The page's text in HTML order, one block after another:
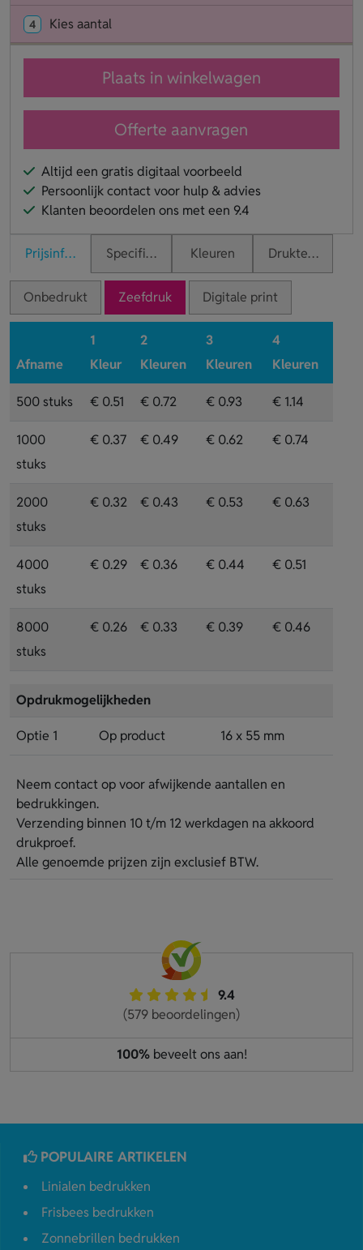
4 Kies aantal
Plaats in winkelwagen
Offerte aanvragen
Altijd een gratis digitaal voorbeeld
Persoonlijk contact voor hulp & advies
Klanten beoordelen ons met een 9.4
PrijsinformatieSpecificaties Kleuren Druktechnieken
Onbedrukt Zeefdruk Digitale print
Afname
1
Kleur
2
Kleuren
3
Kleuren
4
Kleuren
500 stuks € 0.51 € 0.72 € 0.93 € 1.14
1000
stuks
€ 0.37 € 0.49 € 0.62 € 0.74
2000
stuks
€ 0.32 € 0.43 € 0.53 € 0.63
4000
stuks
€ 0.29 € 0.36 € 0.44 € 0.51
8000
stuks
€ 0.26 € 0.33 € 0.39 € 0.46
Opdrukmogelijkheden
Optie 1 Op product 16 x 55 mm
Neem contact op voor afwijkende aantallen en
bedrukkingen.
Verzending binnen 10 t/m 12 werkdagen na akkoord
drukproef.
Alle genoemde prijzen zijn exclusief BTW.
9.4
(579 beoordelingen)
100%beveelt ons aan!
POPULAIRE ARTIKELEN
Linialen bedrukken
Frisbees bedrukken
Zonnebrillen bedrukken